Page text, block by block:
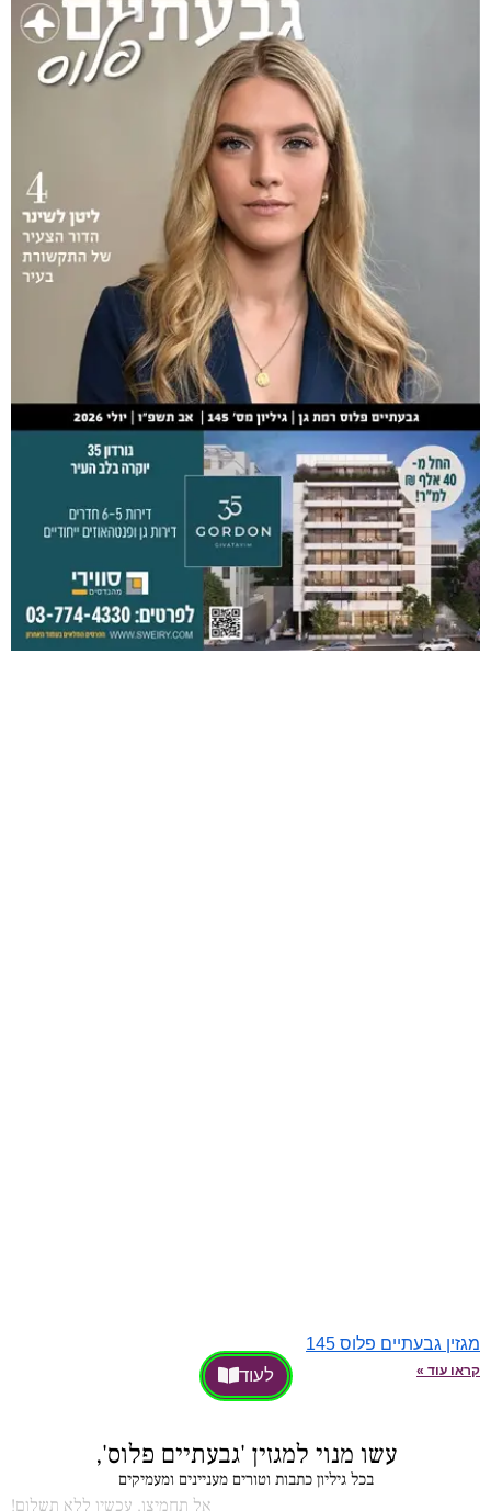
מגזין גבעתיים פלוס 145
קראו עוד » לעוד
עשו מנוי למגזין 'גבעתיים פלוס',
בכל גיליון כתבות וטורים מעניינים ומעמיקים
אל תחמיצו, עכשיו ללא תשלום!